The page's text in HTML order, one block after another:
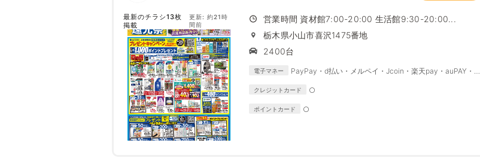
最新のチラシ13枚
掲載
更新: 約21時
間前
営業時間 資材館7:00-20:00 生活館9:30-20:00...
栃木県小山市喜沢1475番地
2400台
電子マネー
PayPay・d払い・メルペイ・Jcoin・楽天pay・auPAY・微
クレジットカード ○
ポイントカード ○